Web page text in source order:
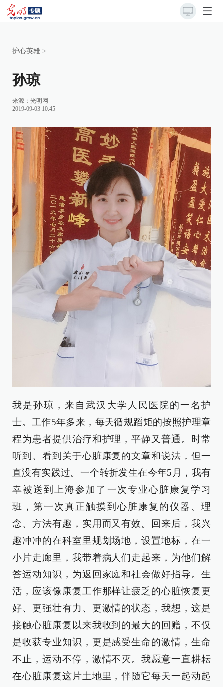
护心英雄 >
孙琼
来源：光明网
2019-09-03 10:45
我是孙琼，来自武汉大学人民医院的一名护
士。工作5年多来，每天循规蹈矩的按照护理章
程为患者提供治疗和护理，平静又普通。时常
听到、看到关于心脏康复的文章和说法，但一
直没有实践过。一个转折发生在今年5月，我有
幸被送到上海参加了一次专业心脏康复学习
班，第一次真正触摸到心脏康复的仪器、理
念、方法有趣，实用而又有效。回来后，我兴
趣冲冲的在科室里规划场地，设置地标，在一
小片走廊里，我带着病人们走起来，为他们解
答运动知识，为返回家庭和社会做好指导。生
活，应该像康复工作那样让疲乏的心脏恢复更
好、更强壮有力、更激情的状态，我想，这是
接触心脏康复以来我收到的最大的回赠，不仅
是收获专业知识，更是感受生命的激情，生命
不止，运动不停，激情不灭。我愿意一直耕耘
在心脏康复这片土地里，伴随它每天一起动起